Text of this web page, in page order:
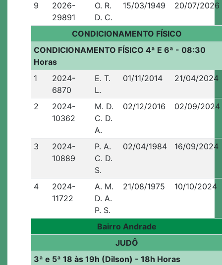
9
2026-
29891
O. R.
D. C.
15/03/1949 20/07/2026
CONDICIONAMENTO FÍSICO
CONDICIONAMENTO FÍSICO 4ª E 6ª - 08:30
Horas
1
2024-
6870
E. T.
L.
01/11/2014 21/04/2024
2
2024-
10362
M. D.
C. D.
A.
02/12/2016 02/09/2024
3
2024-
10889
P. A.
C. D.
S.
02/04/1984 16/09/2024
4
2024-
11722
A. M.
D. A.
P. S.
21/08/1975 10/10/2024
Bairro Andrade
JUDÔ
3ª e 5ª 18 às 19h (Dilson) - 18h Horas